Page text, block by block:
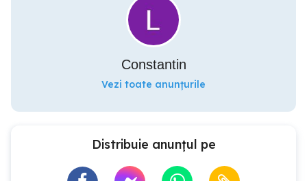
Constantin
Vezi toate anunțurile
Distribuie anunțul pe